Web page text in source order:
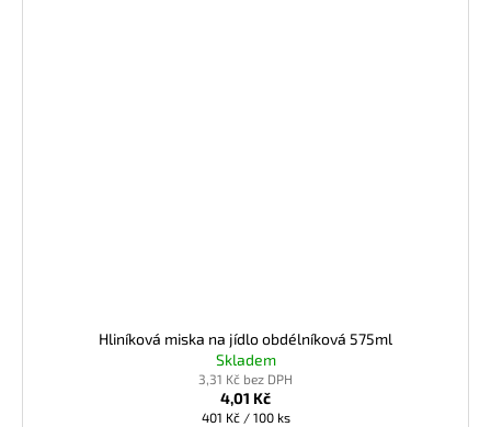
Hliníková miska na jídlo obdélníková 575ml
Skladem
3,31 Kč bez DPH
4,01 Kč
Měrná
401 Kč / 100 ks